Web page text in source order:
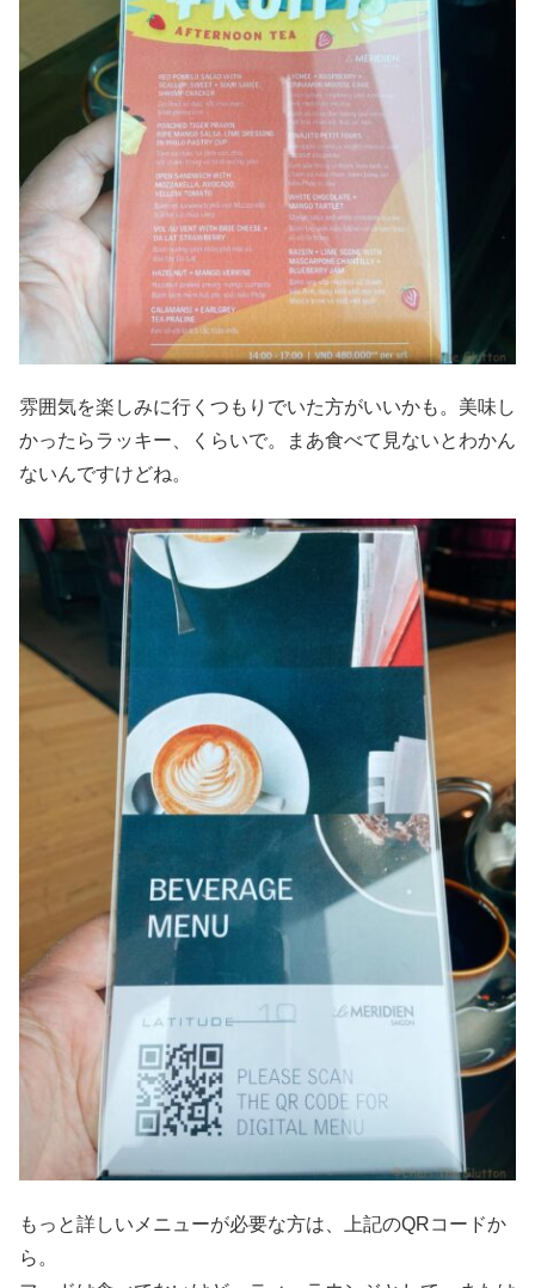
雰囲気を楽しみに行くつもりでいた方がいいかも。美味し
かったらラッキー、くらいで。まあ食べて見ないとわかん
ないんですけどね。
もっと詳しいメニューが必要な方は、上記のQRコードか
ら。